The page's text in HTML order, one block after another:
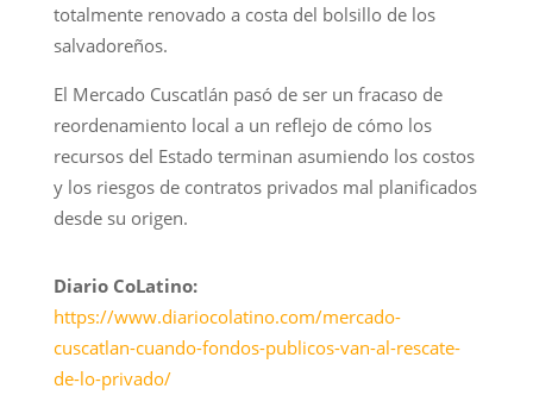
totalmente renovado a costa del bolsillo de los
salvadoreños.
El Mercado Cuscatlán pasó de ser un fracaso de
reordenamiento local a un reflejo de cómo los
recursos del Estado terminan asumiendo los costos
y los riesgos de contratos privados mal planificados
desde su origen.
Diario CoLatino:
https://www.diariocolatino.com/mercado-
cuscatlan-cuando-fondos-publicos-van-al-rescate-
de-lo-privado/